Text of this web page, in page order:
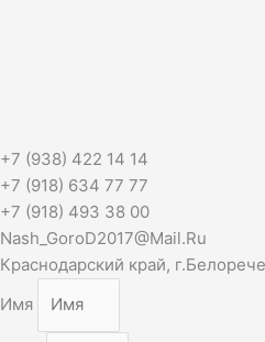
+7 (938) 422 14 14
+7 (918) 634 77 77
+7 (918) 493 38 00
Nash_GoroD2017@Mail.Ru
Краснодарский край,
Имя